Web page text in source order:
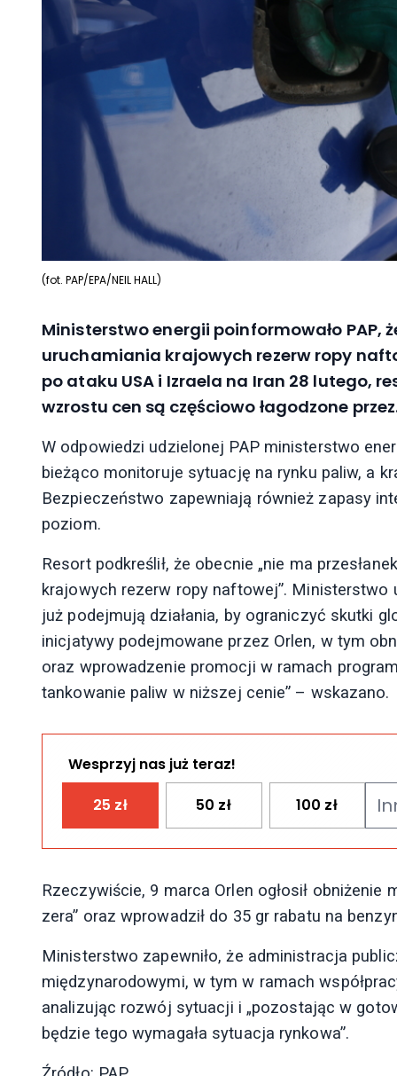
(fot. PAP/EPA/NEIL HALL)
Ministerstwo energii poinformowało PAP,
uruchamiania krajowych rezerw ropy
po ataku USA i Izraela na Iran 28 lutego,
wzrostu cen są częściowo łagodzone
W odpowiedzi udzielonej PAP ministerstwo
bieżąco monitoruje sytuację na rynku paliw, a
Bezpieczeństwo zapewniają również zapasy
poziom.
Resort podkreślił, że obecnie „nie ma
krajowych rezerw ropy naftowej”. Ministerstwo
już podejmują działania, by ograniczyć skutki
inicjatywy podejmowane przez Orlen, w tym
oraz wprowadzenie promocji w ramach
tankowanie paliw w niższej cenie” – wskazano.
Wesprzyj nas już teraz!
25 zł 50 zł 100 zł
Rzeczywiście, 9 marca Orlen ogłosił
zera” oraz wprowadził do 35 gr rabatu na
Ministerstwo zapewniło, że administracja
międzynarodowymi, w tym w ramach
analizując rozwój sytuacji i „pozostając w
będzie tego wymagała sytuacja rynkowa”.